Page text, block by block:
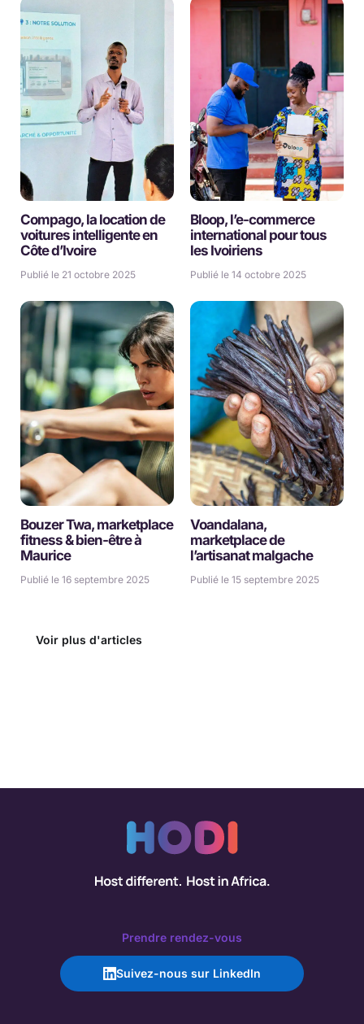
Compago, la location de
voitures intelligente en
Côte d’Ivoire
Publié le 21 octobre 2025
Bloop, l’e-commerce
international pour tous
les Ivoiriens
Publié le 14 octobre 2025
Bouzer Twa, marketplace
fitness & bien-être à
Maurice
Publié le 16 septembre 2025
Voandalana,
marketplace de
l’artisanat malgache
Publié le 15 septembre 2025
Voir plus d'articles
Prendre rendez-vous
Suivez-nous sur LinkedIn